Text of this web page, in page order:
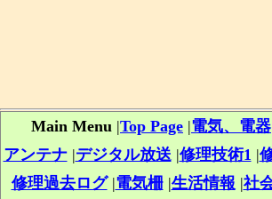
Main Menu |Top Page |電気、電器
アンテナ|デジタル放送|修理技術1 |
修理過去ログ|電気柵|生活情報 |社